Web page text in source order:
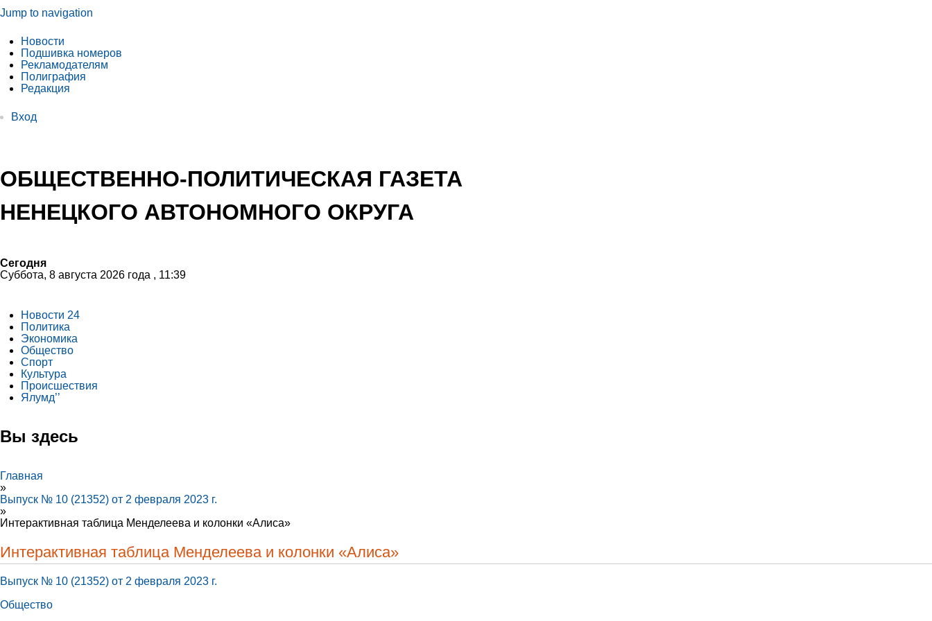
Jump to navigation
Новости
Подшивка номеров
Рекламодателям
Полиграфия
Редакция
Вход
ОБЩЕСТВЕННО-ПОЛИТИЧЕСКАЯ ГАЗЕТА
НЕНЕЦКОГО АВТОНОМНОГО ОКРУГА
Сегодня
Суббота, 8 августа 2026 года , 11:39
Новости 24
Политика
Экономика
Общество
Спорт
Культура
Происшествия
Ялумд’’
Вы здесь
Главная
»
Выпуск № 10 (21352) от 2 февраля 2023 г.
»
Интерактивная таблица Менделеева и колонки «Алиса»
Интерактивная таблица Менделеева и колонки «Алиса»
Выпуск № 10 (21352) от 2 февраля 2023 г.
Общество